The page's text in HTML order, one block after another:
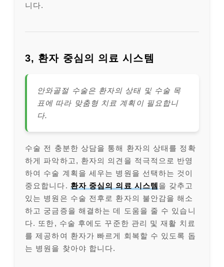
니다.
3, 환자 중심의 의료 시스템
안와골절 수술은 환자의 상태 및 수술 목
표에 따라 맞춤형 치료 계획이 필요합니
다.
수술 전 충분한 상담을 통해 환자의 상태를 정확
하게 파악하고, 환자의 의견을 적극적으로 반영
하여 수술 계획을 세우는 병원을 선택하는 것이
중요합니다. 환자 중심의 의료 시스템을 갖추고
있는 병원은 수술 전후로 환자의 불안감을 해소
하고 궁금증을 해결하는 데 도움을 줄 수 있습니
다. 또한, 수술 후에도 꾸준한 관리 및 재활 치료
를 제공하여 환자가 빠르게 회복할 수 있도록 돕
는 병원을 찾아야 합니다.